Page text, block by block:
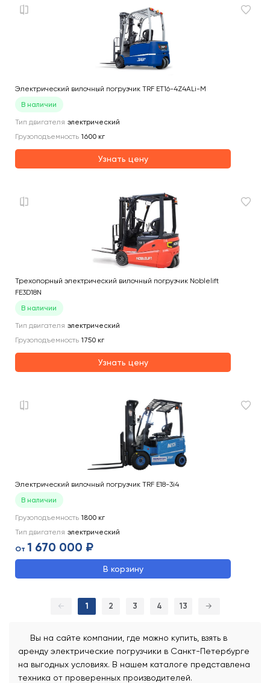
Электрический вилочный погрузчик TRF ET16-4Z4ALi-M
В наличии
Тип двигателя электрический
Грузоподъемность 1600 кг
Узнать цену
Трехопорный электрический вилочный погрузчик Noblelift
FE3D18N
В наличии
Тип двигателя электрический
Грузоподъемность 1750 кг
Узнать цену
Электрический вилочный погрузчик TRF E18-3i4
В наличии
Грузоподъемность 1800 кг
Тип двигателя электрический
От 1 670 000 ₽
В корзину
← 1 2 3 4 13 →
Вы на сайте компании, где можно купить, взять в
аренду электрические погрузчики в Санкт-Петербурге
на выгодных условиях. В нашем каталоге представлена
техника от проверенных производителей.